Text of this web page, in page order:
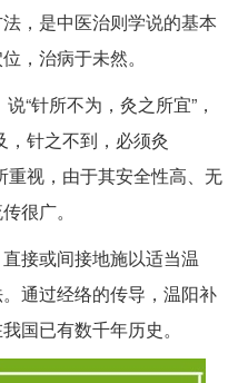
，是中医治则学说的基本
，治病于未然。
“针所不为，灸之所宜”，
，针之不到，必须灸
重视，由于其安全性高、无
很广。
接或间接地施以适当温
通过经络的传导，温阳补
国已有数千年历史。